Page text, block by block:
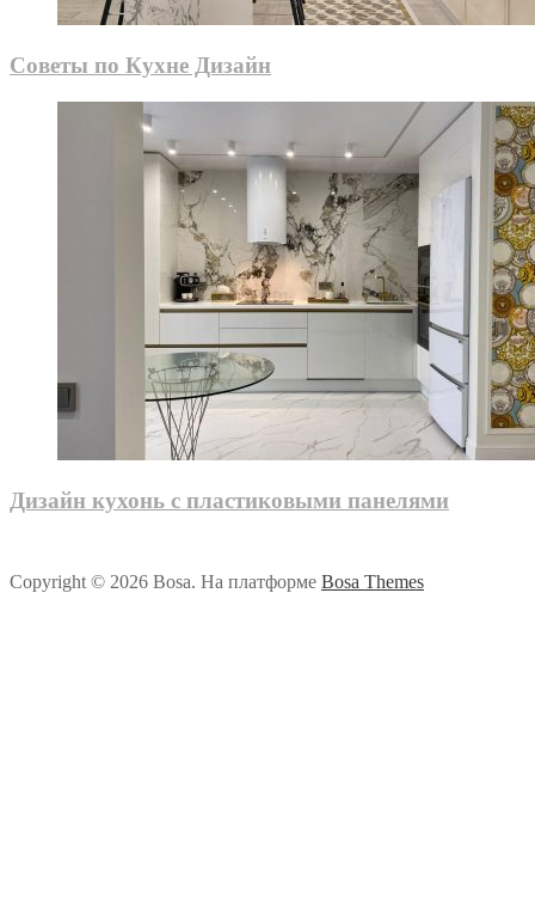
Советы по Кухне Дизайн
Дизайн кухонь с пластиковыми панелями
Copyright © 2026 Bosa. На платформе Bosa Themes